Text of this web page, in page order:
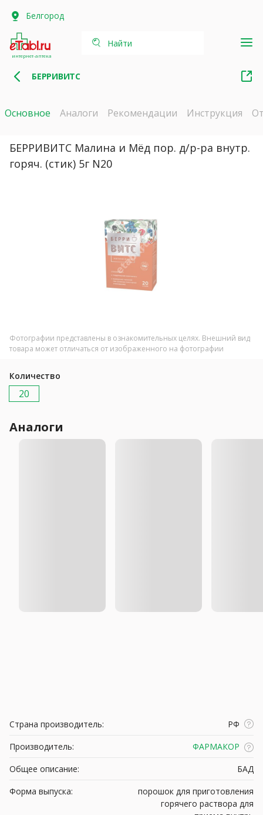
Белгород
интернет-аптека
Найти
БЕРРИВИТС
Основное Аналоги Рекомендации Инструкция
БЕРРИВИТС Малина и Мёд пор. д/р-ра внутр.
горяч. (стик) 5г N20
Фотографии представлены в ознакомительных целях. Внешний вид
товара может отличаться от изображенного на фотографии
Количество
20
Аналоги
Страна производитель:
РФ
Производитель:
ФАРМАКОР
Общее описание:
БАД
Форма выпуска:
порошок для приготовления
горячего раствора для